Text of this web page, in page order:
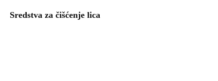
Sredstva za čišćenje lica